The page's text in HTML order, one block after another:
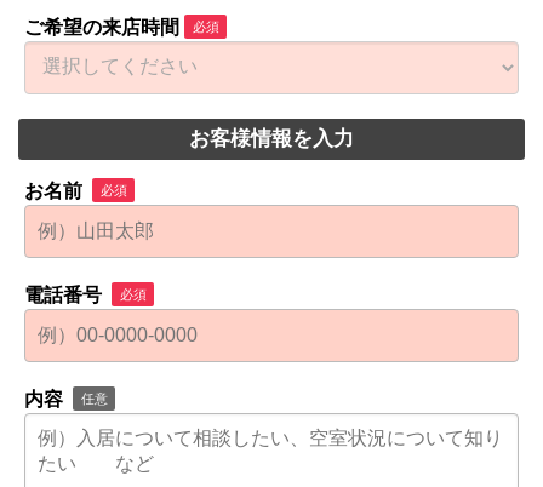
ご希望の来店時間 必須
お客様情報を入力
お名前 必須
電話番号 必須
内容 任意